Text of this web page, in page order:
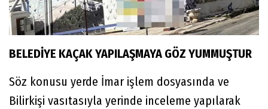
BELEDİYE KAÇAK YAPILAŞMAYA GÖZ YUMMUŞTUR
Söz konusu yerde İmar işlem dosyasında ve
Bilirkişi vasıtasıyla yerinde inceleme yapılarak